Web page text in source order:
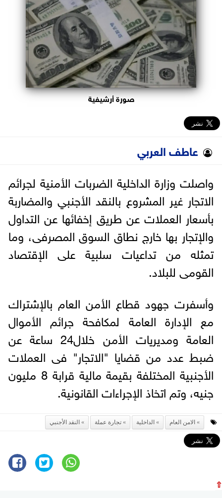
الأحزاب
صورة أرشيفية
عاطف العربي
واصلت وزارة الداخلية الضربات الأمنية لجرائم
الاتجار غير المشروع بالنقد الأجنبي والمضاربة
بأسعار العملات عن طريق إخفائها عن التداول
والإتجار بها خارج نطاق السوق المصرفى، وما
تمثله من تداعيات سلبية على الإقتصاد
القومى للبلاد.
وأسفرت جهود قطاع الأمن العام بالإشتراك
مع الإدارة العامة لمكافحة جرائم الأموال
العامة ومديريات الأمن خلال24 ساعة عن
ضبط عدد من قضايا "الاتجار" فى العملات
الأجنبية المختلفة بقيمة مالية قرابة 8 مليون
جنيه، وتم اتخاذ الإجراءات القانونية.
الامن العام الداخلية تجارة عملة النقد الأجنبي
⇧